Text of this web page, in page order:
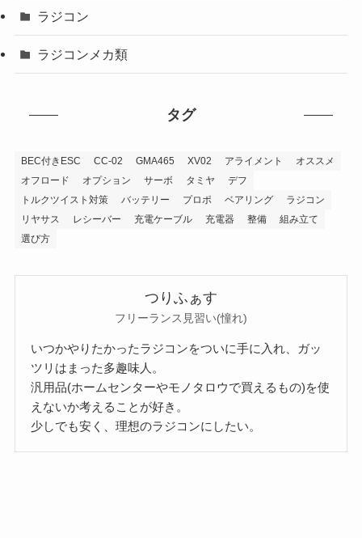
ラジコン
ラジコンメカ類
タグ
BEC付きESC CC-02 GMA465 XV02 アライメント
オススメ
オフロード
オプション サーボ タミヤ
デフ
トルクツイスト対策
バッテリー プロポ ベアリング
ラジコン
リヤサス
レシーバー 充電ケーブル 充電器 整備
組み立て
選び方
つりふぁす
フリーランス見習い(憧れ)
いつかやりたかったラジコンをついに手に入れ、ガッ
ツリはまった多趣味人。
汎用品(ホームセンターやモノタロウで買えるもの)を使
えないか考えることが好き。
少しでも安く、理想のラジコンにしたい。